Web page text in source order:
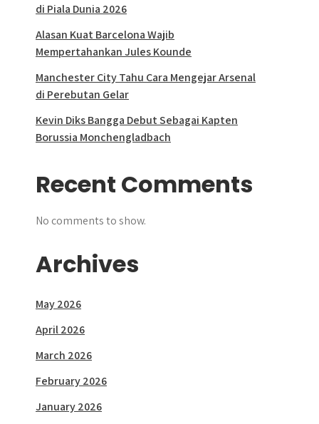
di Piala Dunia 2026
Alasan Kuat Barcelona Wajib
Mempertahankan Jules Kounde
Manchester City Tahu Cara Mengejar Arsenal
di Perebutan Gelar
Kevin Diks Bangga Debut Sebagai Kapten
Borussia Monchengladbach
Recent Comments
No comments to show.
Archives
May 2026
April 2026
March 2026
February 2026
January 2026